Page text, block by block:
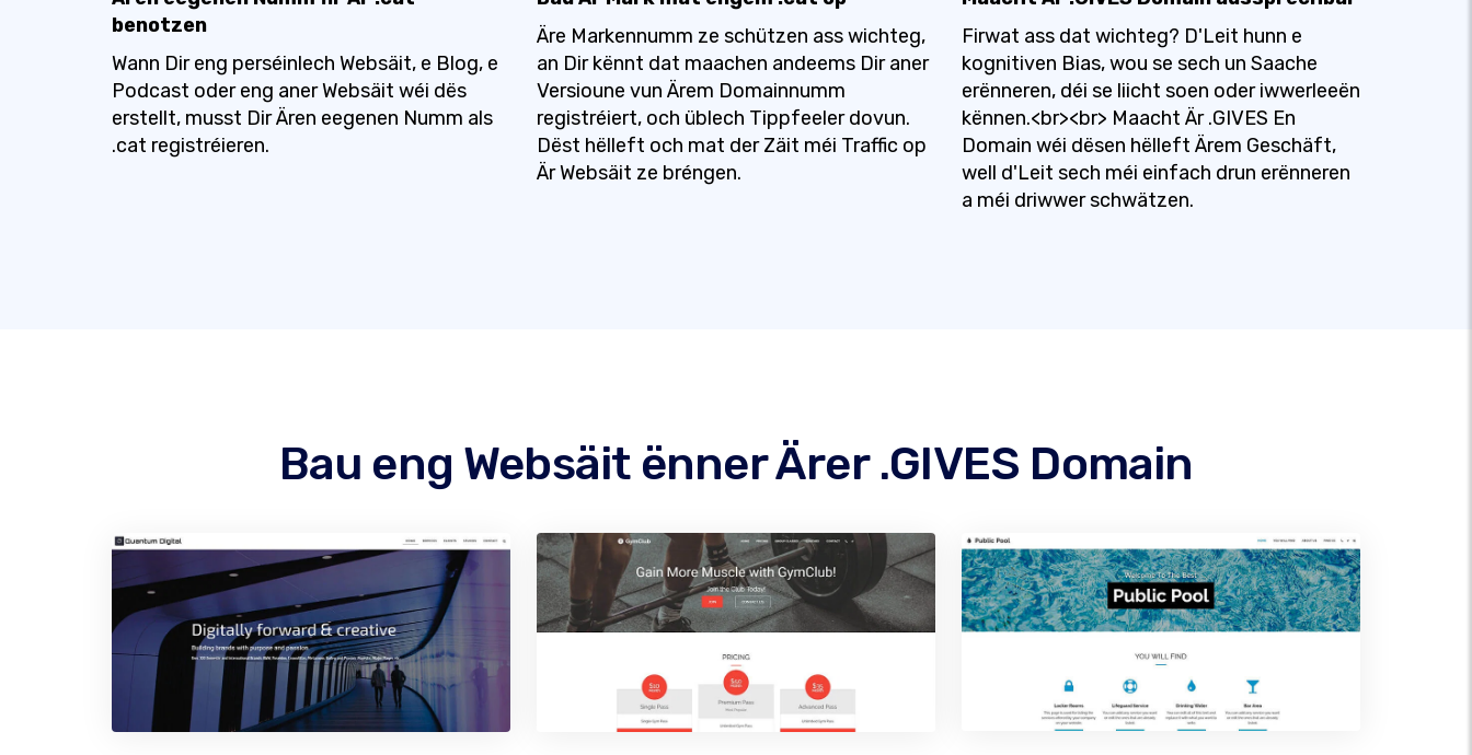
benotzen
Wann Dir eng perséinlech Websäit, e Blog, e
Podcast oder eng aner Websäit wéi dës
erstellt, musst Dir Ären eegenen Numm als
.cat registréieren.
Äre Markennumm ze schützen ass wichteg,
an Dir kënnt dat maachen andeems Dir aner
Versioune vun Ärem Domainnumm
registréiert, och üblech Tippfeeler dovun.
Dëst hëlleft och mat der Zäit méi Traffic op
Är Websäit ze bréngen.
Firwat ass dat wichteg? D'Leit hunn e
kognitiven Bias, wou se sech un Saache
erënneren, déi se liicht soen oder iwwerleeën
kënnen.<br><br> Maacht Är .GIVES En
Domain wéi dësen hëlleft Ärem Geschäft,
well d'Leit sech méi einfach drun erënneren
a méi driwwer schwätzen.
Bau eng Websäit ënner Ärer .GIVES Domain